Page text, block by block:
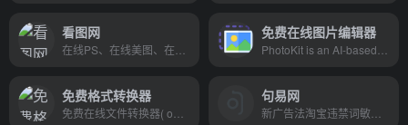
看图网 免费在线图片编辑器
免费格式转换器 句易网